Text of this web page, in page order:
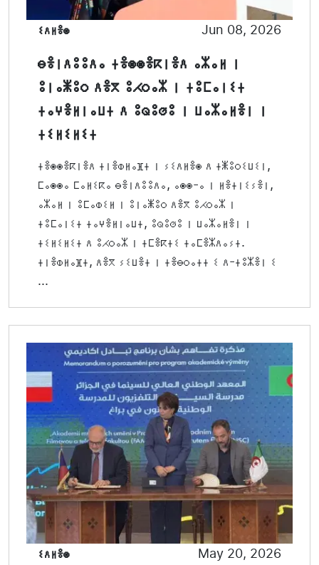
ⵉⴷⵍⴻⵙ Jun 08, 2026
ⴱⴻⵏⴷⵓⵓⴷⴰ ⵜⴻⵙⵙⴻⴽⵏⴻⴷ ⴰⵣⴰⵍ ⵏ
ⵓⵏⴰⵥⵓⵔ ⴷⴻⴳ ⵓⵃⵔⴰⵣ ⵏ ⵜⵓⵎⴰⵏⵉⵜ
ⵜⴰⵖⴻⵍⵏⴰⵡⵜ ⴷ ⵓⵕⵓⵚⵓ ⵏ ⵡⴰⵣⴰⵍⴻⵏ ⵏ
ⵜⵉⵍⵉⵍⵉⵜ
ⵜⴻⵙⵙⴻⴽⵏⴻⴷ ⵜⵏⴻⵀⵍⴰⴼⵜ ⵏ ⵢⵉⴷⵍⴻⵙ ⴷ ⵜⵥⵓⵔⵉⵡⵉⵏ,
ⵎⴰⵙⵙⴰ ⵎⴰⵍⵉⴽⴰ ⴱⴻⵏⴷⵓⵓⴷⴰ, ⴰⵙⵙ-ⴰ ⵏ ⵍⴻⵜⵏⵉⵢⴻⵏ,
ⴰⵣⴰⵍ ⵏ ⵓⵎⴰⵀⵉⵍ ⵏ ⵓⵏⴰⵥⵓⵔ ⴷⴻⴳ ⵓⵃⵔⴰⵣ ⵏ
ⵜⵓⵎⴰⵏⵉⵜ ⵜⴰⵖⴻⵍⵏⴰⵡⵜ, ⵓⵕⵓⵚⵓ ⵏ ⵡⴰⵣⴰⵍⴻⵏ ⵏ
ⵜⵉⵍⵉⵍⵉⵜ ⴷ ⵓⵃⵔⴰⵣ ⵏ ⵜⵎⴻⴽⵜⵉ ⵜⴰⵎⴻⵣⴷⴰⵢⵜ.
ⵜⵏⴻⵀⵍⴰⴼⵜ, ⴷⴻⴳ ⵢⵉⵡⴻⵜ ⵏ ⵜⴻⴱⵔⴰⵜⵜ ⵉ ⴷ-ⵜⵓⵣⴻⵏ ⵉ
...
ⵉⴷⵍⴻⵙ May 20, 2026